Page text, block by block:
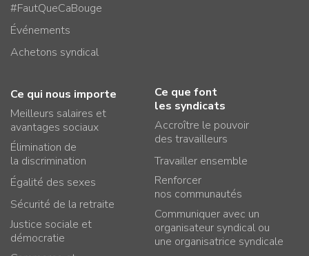
#FautQueCaBouge
Événements
Achetons syndical
Ce qui nous importe
Meilleurs salaires et
avantages sociaux
Élimination de
la discrimination
Égalité des sexes
Sécurité de la retraite
Justice sociale et
démocratie
Ce que font
les syndicats
Accroître le pouvoir
des travailleurs
Travailler ensemble
Renforcer
nos communautés
Communiquer avec un
organisateur syndical ou
une organisatrice syndicale